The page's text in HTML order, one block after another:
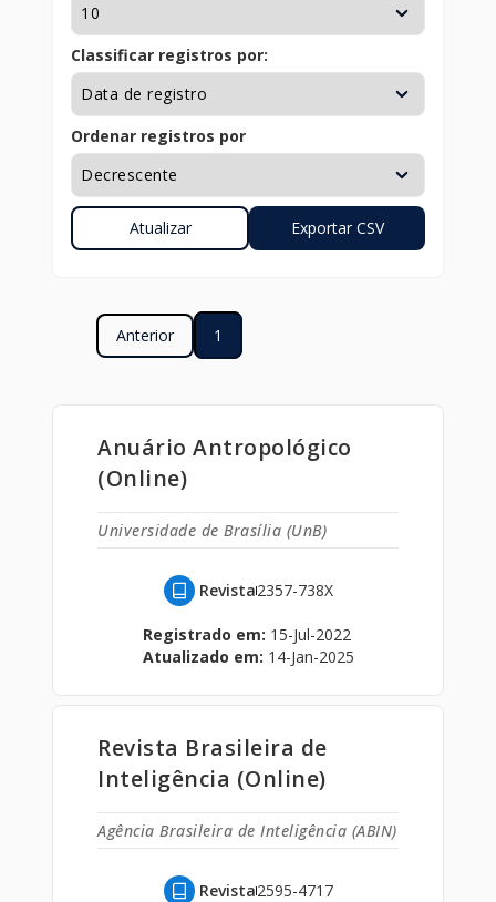
Classificar registros por:
Ordenar registros por
Anterior 1
Anuário Antropológico
(Online)
Universidade de Brasília (UnB)
Revista2357-738X
Registrado em: 15-Jul-2022
Atualizado em: 14-Jan-2025
Revista Brasileira de
Inteligência (Online)
Agência Brasileira de Inteligência (ABIN)
Revista2595-4717